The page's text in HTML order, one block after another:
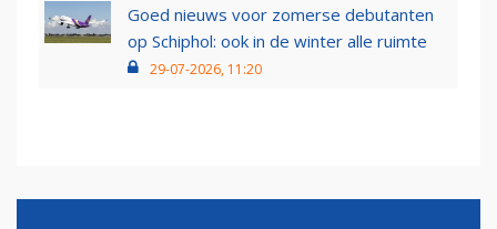
Goed nieuws voor zomerse debutanten
op Schiphol: ook in de winter alle ruimte
29-07-2026, 11:20